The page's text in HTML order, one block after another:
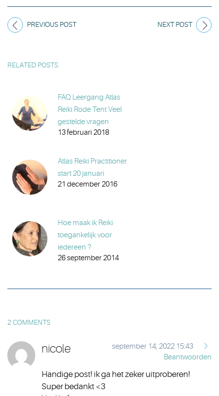
PREVIOUS POST NEXT POST
RELATED POSTS
FAQ Leergang Atlas
Reiki Rode Tent Veel
gestelde vragen
13 februari 2018
Atlas Reiki Practitioner
start 20 januari
21 december 2016
Hoe maak ik Reiki
toegankelijk voor
iedereen ?
26 september 2014
2 COMMENTS
nicole
september 14, 2022 15:43
Beantwoorden
Handige post! ik ga het zeker uitproberen!
Super bedankt <3